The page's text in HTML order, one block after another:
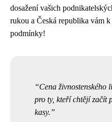
dosažení vašich
rukou a Česká republika vám
podmínky!
Cena živnostenského
pro ty, kteří chtějí začít
kasy.